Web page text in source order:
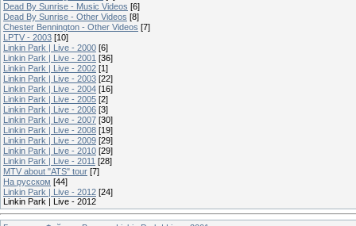
Dead By Sunrise - Music Videos [6]
Dead By Sunrise - Other Videos [8]
Chester Bennington - Other Videos [7]
LPTV - 2003 [10]
Linkin Park | Live - 2000 [6]
Linkin Park | Live - 2001 [36]
Linkin Park | Live - 2002 [1]
Linkin Park | Live - 2003 [22]
Linkin Park | Live - 2004 [16]
Linkin Park | Live - 2005 [2]
Linkin Park | Live - 2006 [3]
Linkin Park | Live - 2007 [30]
Linkin Park | Live - 2008 [19]
Linkin Park | Live - 2009 [29]
Linkin Park | Live - 2010 [29]
Linkin Park | Live - 2011 [28]
MTV about "ATS" tour [7]
На русском [44]
Linkin Park | Live - 2012 [24]
Linkin Park | Live - 2012